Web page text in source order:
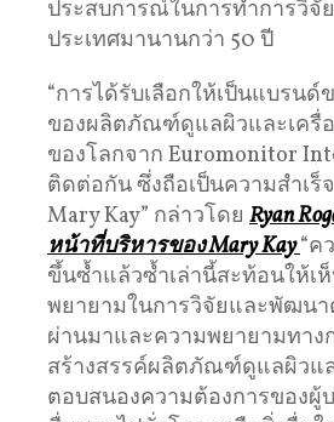
ประสบการณ์ในการทำการวิจั
ประเทศมานานกว่า 50 ปี
“การได้รับเลือกให้เป็นแบรนด์
ของผลิตภัณฑ์ดูแลผิวและเครื่
ของโลกจาก Euromonitor
ติดต่อกัน ซึ่งถือเป็นความสำเร็
Mary Kay” กล่าวโดย Ryan
หน้าที่บริหารของMary Kay“ค
ขึ้นซ้ำแล้วซ้ำเล่านี้สะท้อนให้เ
พยายามในการวิจัยและพัฒน
ผ่านมาและความพยายามทาง
สร้างสรรค์ผลิตภัณฑ์ดูแลผิวแ
ตอบสนองความต้องการของผู้